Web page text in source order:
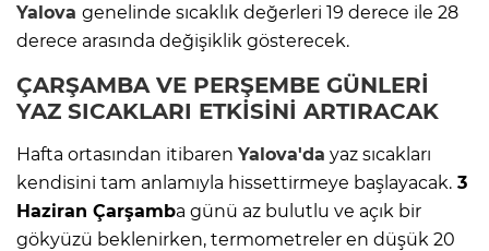
Yalova genelinde sıcaklık değerleri 19 derece ile 28
derece arasında değişiklik gösterecek.
ÇARŞAMBA VE PERŞEMBE GÜNLERİ
YAZ SICAKLARI ETKİSİNİ ARTIRACAK
Hafta ortasından itibaren Yalova'da yaz sıcakları
kendisini tam anlamıyla hissettirmeye başlayacak. 3
Haziran Çarşamba günü az bulutlu ve açık bir
gökyüzü beklenirken, termometreler en düşük 20